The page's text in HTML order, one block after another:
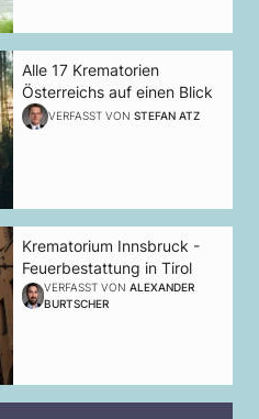
Alle 17 Krematorien
Österreichs auf einen Blick
VERFASST VON STEFAN ATZ
Krematorium Innsbruck -
Feuerbestattung in Tirol
VERFASST VON ALEXANDER
BURTSCHER